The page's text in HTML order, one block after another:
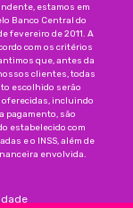
estamos em
Banco Central do
fevereiro de 2011. A
com os critérios
que, antes da
clientes, todas
escolhido serão
incluindo
pagamento, são
estabelecido com
e o INSS, além de
envolvida.